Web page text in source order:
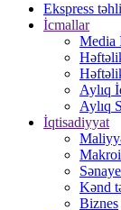
Ekspress
İcmallar
Media
Aylıq
Aylıq
İqtisadiyyat
Sənaye
Kənd
Biznes